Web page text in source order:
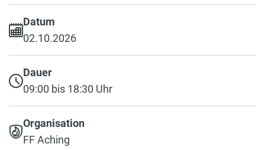
Datum
02.10.2026
Dauer
09:00 bis 18:30 Uhr
Organisation
FF Aching